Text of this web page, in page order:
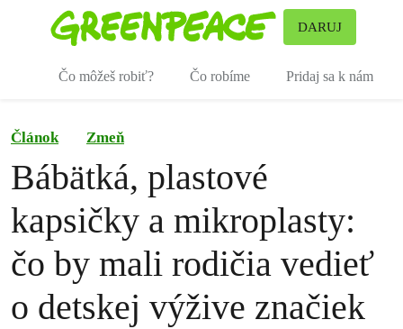
DARUJ
Čo môžeš robiť? Čo robíme Pridaj sa k nám
Článok Zmeň
Bábätká, plastové
kapsičky a mikroplasty:
čo by mali rodičia vedieť
o detskej výžive značiek